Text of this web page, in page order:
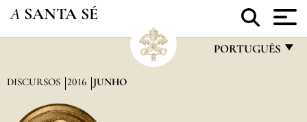
A SANTA SÉ
PORTUGUÊS
DISCURSOS 2016 JUNHO